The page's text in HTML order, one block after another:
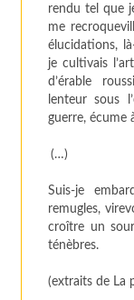
rendu tel que
me
élucidations,
je cultivais
d’érable
lenteur sous
guerre, écume
(…)
Suis-je
remugles,
croître un
ténèbres.
(extraits de La